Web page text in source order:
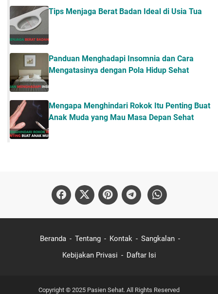
Tips Menjaga Berat Badan Ideal di Usia Tua
Panduan Menghadapi Insomnia dan Cara
Mengatasinya dengan Pola Hidup Sehat
Mengapa Menghindari Rokok Itu Penting Buat
Anak Muda yang Mau Masa Depan Sehat
Beranda Tentang Kontak
Sangkalan
Kebijakan Privasi
Daftar Isi
Copyright © 2025 Pasien Sehat. All Rights Reserved